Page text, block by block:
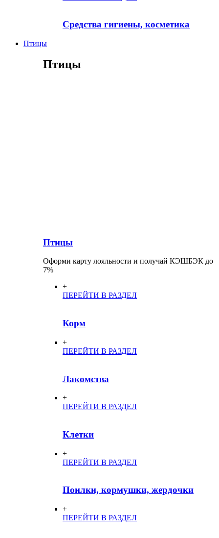
Средства гигиены, косметика
Птицы
Птицы
Птицы
Оформи карту лояльности и получай КЭШБЭК до
7%
+
ПЕРЕЙТИ В РАЗДЕЛ
Корм
+
ПЕРЕЙТИ В РАЗДЕЛ
Лакомства
+
ПЕРЕЙТИ В РАЗДЕЛ
Клетки
+
ПЕРЕЙТИ В РАЗДЕЛ
Поилки, кормушки, жердочки
+
ПЕРЕЙТИ В РАЗДЕЛ